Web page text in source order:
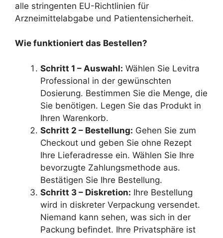
alle stringenten EU-Richtlinien für
Arzneimittelabgabe und Patientensicherheit.
Wie funktioniert das Bestellen?
Schritt 1 – Auswahl: Wählen Sie Levitra
Professional in der gewünschten
Dosierung. Bestimmen Sie die Menge, die
Sie benötigen. Legen Sie das Produkt in
Ihren Warenkorb.
Schritt 2 – Bestellung: Gehen Sie zum
Checkout und geben Sie ohne Rezept
Ihre Lieferadresse ein. Wählen Sie Ihre
bevorzugte Zahlungsmethode aus.
Bestätigen Sie Ihre Bestellung.
Schritt 3 – Diskretion: Ihre Bestellung
wird in diskreter Verpackung versendet.
Niemand kann sehen, was sich in der
Packung befindet. Ihre Privatsphäre ist